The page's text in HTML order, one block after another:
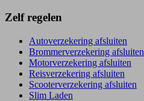
Zelf regelen
Autoverzekering afsluiten
Brommerverzekering afsluiten
Motorverzekering afsluiten
Reisverzekering afsluiten
Scooterverzekering afsluiten
Slim Laden